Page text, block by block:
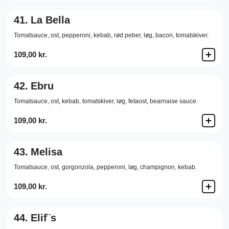
41. La Bella
Tomatsauce, ost, pepperoni, kebab, rød peber, løg, bacon, tomatskiver.
109,00 kr.
42. Ebru
Tomatsauce, ost, kebab, tomatskiver, løg, fetaost, bearnaise sauce.
109,00 kr.
43. Melisa
Tomatsauce, ost, gorgonzola, pepperoni, løg, champignon, kebab.
109,00 kr.
44. Elif¨s